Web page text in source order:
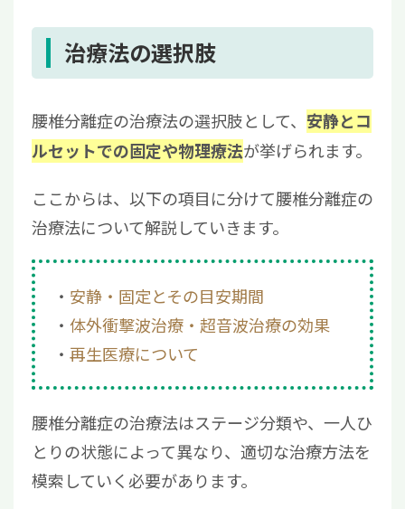
治療法の選択肢
腰椎分離症の治療法の選択肢として、 安静とコ
ルセットでの固定や物理療法が挙げられます。
ここからは、以下の項目に分けて腰椎分離症の
治療法について解説していきます。
安静・固定とその目安期間
体外衝撃波治療・超音波治療の効果
再生医療について
腰椎分離症の治療法はステージ分類や、一人ひ
とりの状態によって異なり、適切な治療方法を
模索していく必要があります。